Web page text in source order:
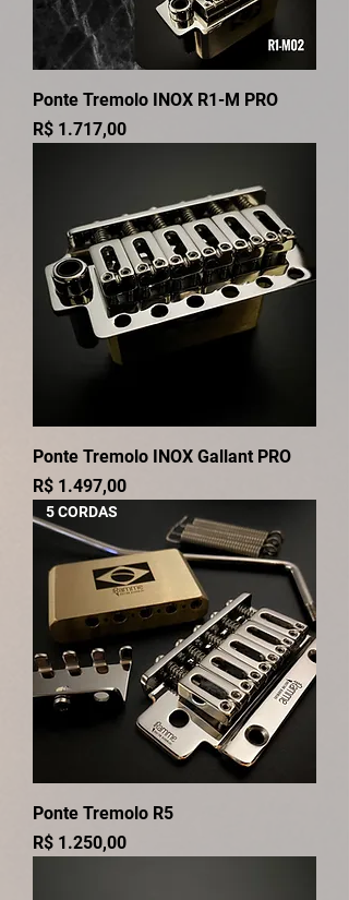
Ponte Tremolo INOX R1-M PRO
Preço
R$ 1.717,00
Ponte Tremolo INOX Gallant PRO
Preço
R$ 1.497,00
5 CORDAS
Ponte Tremolo R5
Preço
R$ 1.250,00